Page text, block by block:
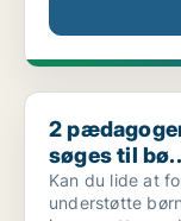
2 pædagoger /
2
søges til
Kan du lide at
understøtte